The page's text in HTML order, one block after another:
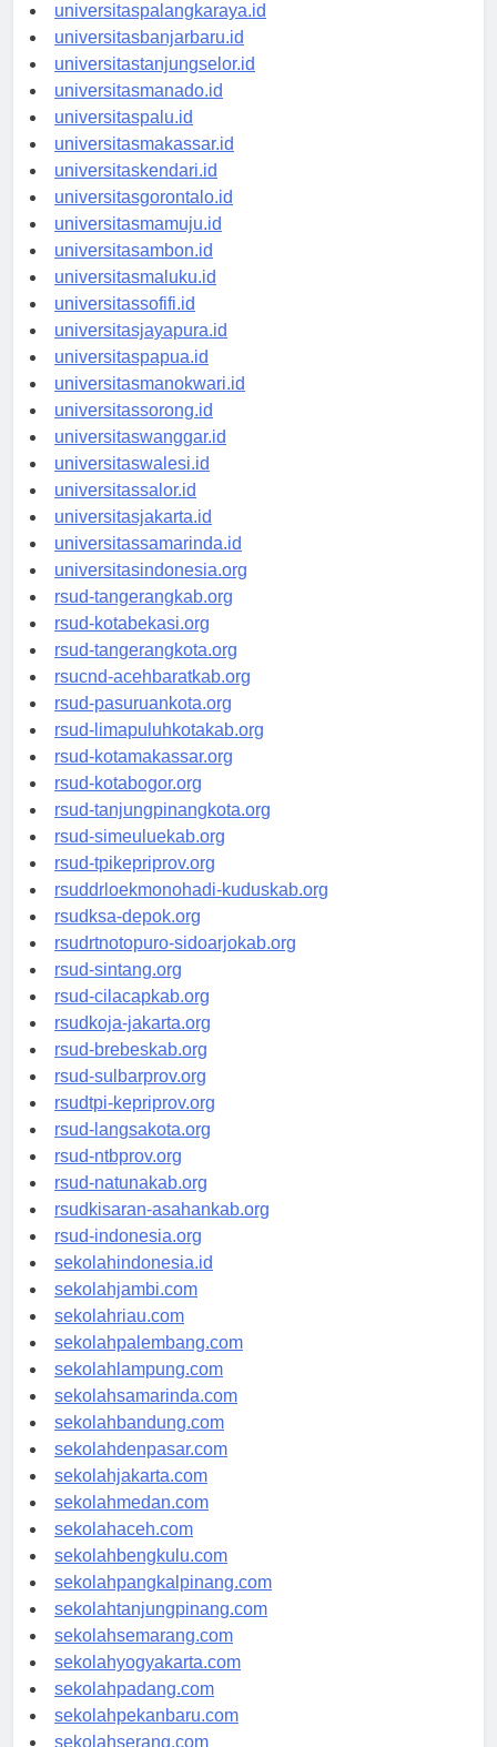
universitaspontianak.id
universitaspalangkaraya.id
universitasbanjarbaru.id
universitastanjungselor.id
universitasmanado.id
universitaspalu.id
universitasmakassar.id
universitaskendari.id
universitasgorontalo.id
universitasmamuju.id
universitasambon.id
universitasmaluku.id
universitassofifi.id
universitasjayapura.id
universitaspapua.id
universitasmanokwari.id
universitassorong.id
universitaswanggar.id
universitaswalesi.id
universitassalor.id
universitasjakarta.id
universitassamarinda.id
universitasindonesia.org
rsud-tangerangkab.org
rsud-kotabekasi.org
rsud-tangerangkota.org
rsucnd-acehbaratkab.org
rsud-pasuruankota.org
rsud-limapuluhkotakab.org
rsud-kotamakassar.org
rsud-kotabogor.org
rsud-tanjungpinangkota.org
rsud-simeuluekab.org
rsud-tpikepriprov.org
rsuddrloekmonohadi-kuduskab.org
rsudksa-depok.org
rsudrtnotopuro-sidoarjokab.org
rsud-sintang.org
rsud-cilacapkab.org
rsudkoja-jakarta.org
rsud-brebeskab.org
rsud-sulbarprov.org
rsudtpi-kepriprov.org
rsud-langsakota.org
rsud-ntbprov.org
rsud-natunakab.org
rsudkisaran-asahankab.org
rsud-indonesia.org
sekolahindonesia.id
sekolahjambi.com
sekolahriau.com
sekolahpalembang.com
sekolahlampung.com
sekolahsamarinda.com
sekolahbandung.com
sekolahdenpasar.com
sekolahjakarta.com
sekolahmedan.com
sekolahaceh.com
sekolahbengkulu.com
sekolahpangkalpinang.com
sekolahtanjungpinang.com
sekolahsemarang.com
sekolahyogyakarta.com
sekolahpadang.com
sekolahpekanbaru.com